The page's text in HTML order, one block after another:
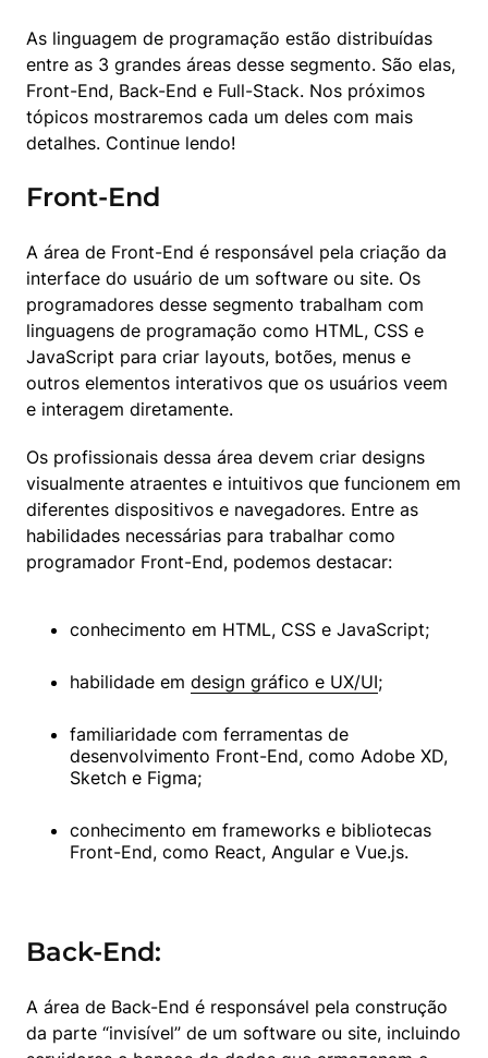
As linguagem de programação estão distribuídas
entre as 3 grandes áreas desse segmento. São elas,
Front-End, Back-End e Full-Stack. Nos próximos
tópicos mostraremos cada um deles com mais
detalhes. Continue lendo!
Front-End
A área de Front-End é responsável pela criação da
interface do usuário de um software ou site. Os
programadores desse segmento trabalham com
linguagens de programação como HTML, CSS e
JavaScript para criar layouts, botões, menus e
outros elementos interativos que os usuários veem
e interagem diretamente.
Os profissionais dessa área devem criar designs
visualmente atraentes e intuitivos que funcionem em
diferentes dispositivos e navegadores. Entre as
habilidades necessárias para trabalhar como
programador Front-End, podemos destacar:
conhecimento em HTML, CSS e JavaScript;
habilidade em design gráfico e UX/UI;
familiaridade com ferramentas de
desenvolvimento Front-End, como Adobe XD,
Sketch e Figma;
conhecimento em frameworks e bibliotecas
Front-End, como React, Angular e Vue.js.
Back-End:
A área de Back-End é responsável pela construção
da parte “invisível” de um software ou site, incluindo